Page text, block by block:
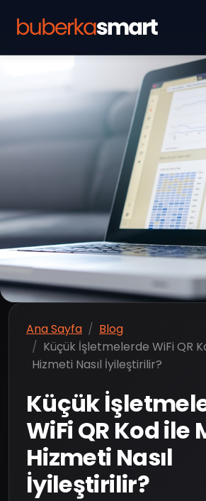
Ana Sayfa
Blog
Küçük İşletmelerde WiFi QR
Hizmeti Nasıl İyileştirilir?
Küçük
WiFi QR Kod ile
Hizmeti Nasıl
İyileştirilir?